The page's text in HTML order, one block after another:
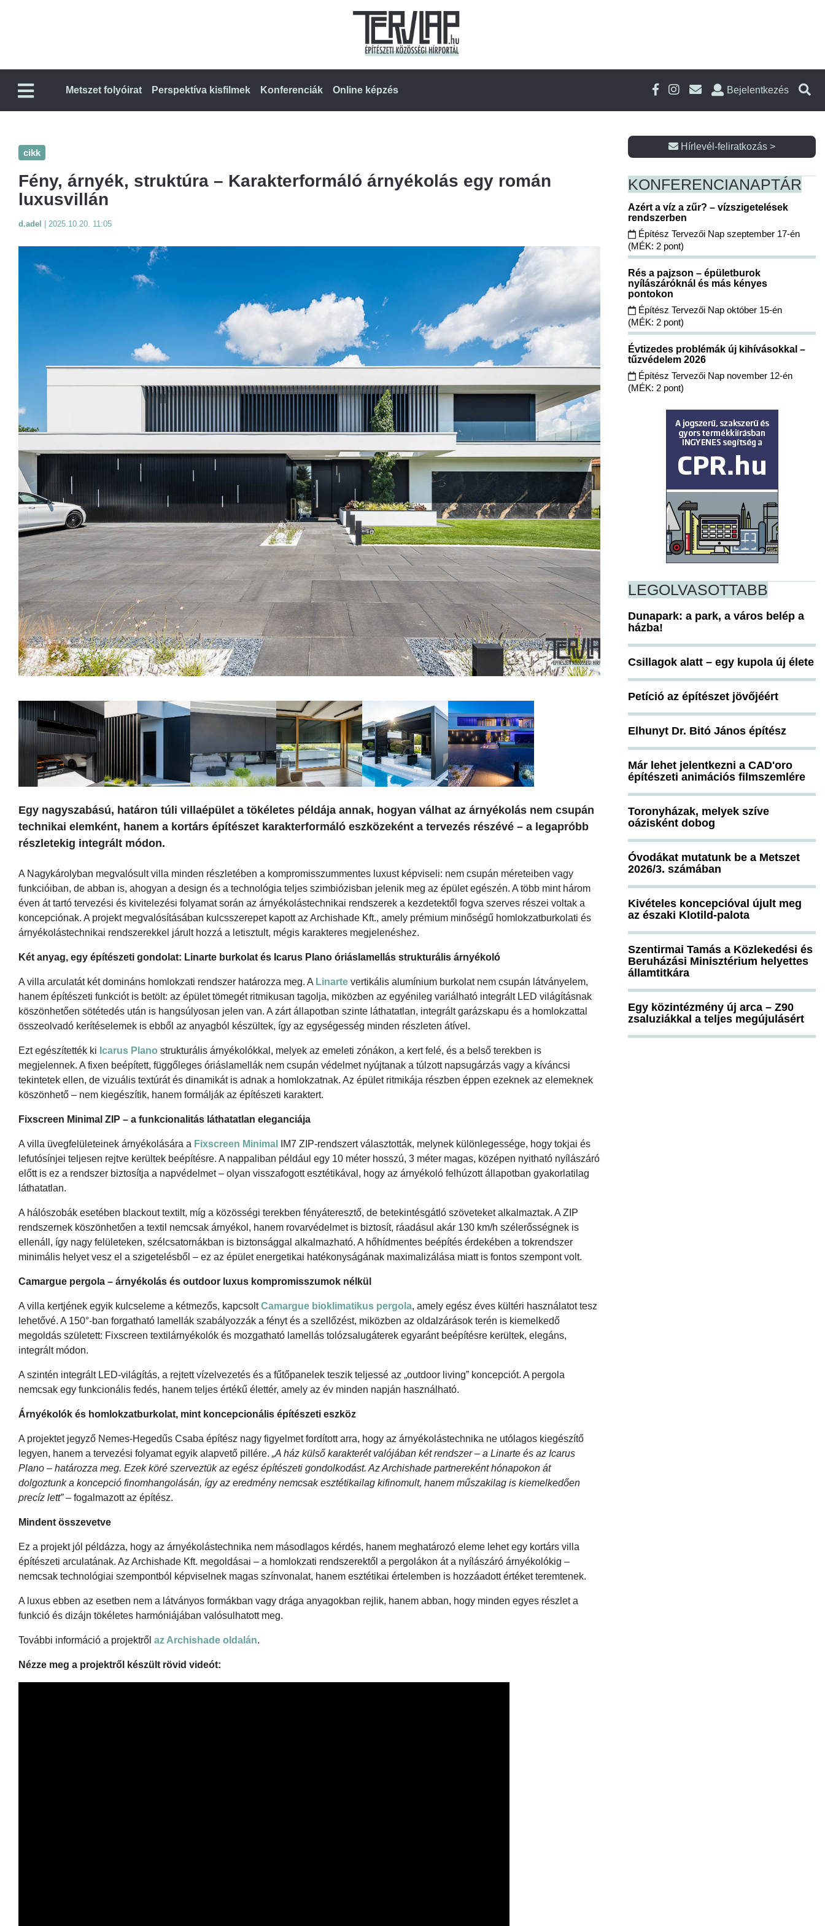
Metszet folyóirat Perspektíva kisfilmek Konferenciák Online képzés Bejelentkezés
cikk
Fény, árnyék, struktúra – Karakterformáló árnyékolás egy román
luxusvillán
d.adel 2025.10.20. 11:05
Egy nagyszabású, határon túli villaépület a tökéletes példája annak, hogyan válhat az árnyékolás nem csupán
technikai elemként, hanem a kortárs építészet karakterformáló eszközeként a tervezés részévé – a legapróbb
részletekig integrált módon.
A Nagykárolyban megvalósult villa minden részletében a kompromisszummentes luxust képviseli: nem csupán méreteiben vagy
funkcióiban, de abban is, ahogyan a design és a technológia teljes szimbiózisban jelenik meg az épület egészén. A több mint három
éven át tartó tervezési és kivitelezési folyamat során az árnyékolástechnikai rendszerek a kezdetektől fogva szerves részei voltak a
koncepciónak. A projekt megvalósításában kulcsszerepet kapott az Archishade Kft., amely prémium minőségű homlokzatburkolati és
árnyékolástechnikai rendszerekkel járult hozzá a letisztult, mégis karakteres megjelenéshez.
Két anyag, egy építészeti gondolat: Linarte burkolat és Icarus Plano óriáslamellás strukturális árnyékoló
A villa arculatát két domináns homlokzati rendszer határozza meg. A Linarte vertikális alumínium burkolat nem csupán látványelem,
hanem építészeti funkciót is betölt: az épület tömegét ritmikusan tagolja, miközben az egyénileg variálható integrált LED világításnak
köszönhetően sötétedés után is hangsúlyosan jelen van. A zárt állapotban szinte láthatatlan, integrált garázskapu és a homlokzattal
összeolvadó kerítéselemek is ebből az anyagból készültek, így az egységesség minden részleten átível.
Ezt egészítették ki Icarus Plano strukturális árnyékolókkal, melyek az emeleti zónákon, a kert felé, és a belső terekben is
megjelennek. A fixen beépített, függőleges óriáslamellák nem csupán védelmet nyújtanak a túlzott napsugárzás vagy a kíváncsi
tekintetek ellen, de vizuális textúrát és dinamikát is adnak a homlokzatnak. Az épület ritmikája részben éppen ezeknek az elemeknek
köszönhető – nem kiegészítik, hanem formálják az építészeti karaktert.
Fixscreen Minimal ZIP – a funkcionalitás láthatatlan eleganciája
A villa üvegfelületeinek árnyékolására a Fixscreen Minimal
IM7 ZIP-rendszert választották, melynek különlegessége, hogy tokjai és
lefutósínjei teljesen rejtve kerültek beépítésre. A nappaliban például egy 10 méter hosszú, 3 méter magas, középen nyitható nyílászáró
előtt is ez a rendszer biztosítja a napvédelmet – olyan visszafogott esztétikával, hogy az árnyékoló felhúzott állapotban gyakorlatilag
láthatatlan.
A hálószobák esetében blackout textilt, míg a közösségi terekben fényáteresztő, de betekintésgátló szöveteket alkalmaztak. A ZIP
rendszernek köszönhetően a textil nemcsak árnyékol, hanem rovarvédelmet is biztosít, ráadásul akár 130 km/h szélerősségnek is
ellenáll, így nagy felületeken, szélcsatornákban is biztonsággal alkalmazható. A hőhídmentes beépítés érdekében a tokrendszer
minimális helyet vesz el a szigetelésből – ez az épület energetikai hatékonyságának maximalizálása miatt is fontos szempont volt.
Camargue pergola – árnyékolás és outdoor luxus kompromisszumok nélkül
A villa kertjének egyik kulcseleme a kétmezős, kapcsoltCamargue bioklimatikus pergola, amely egész éves kültéri használatot tesz
lehetővé. A 150°-ban forgatható lamellák szabályozzák a fényt és a szellőzést, miközben az oldalzárások terén is kiemelkedő
megoldás született: Fixscreen textilárnyékolók és mozgatható lamellás tolózsalugáterek egyaránt beépítésre kerültek, elegáns,
integrált módon.
A szintén integrált LED-világítás, a rejtett vízelvezetés és a fűtőpanelek teszik teljessé az „outdoor living” koncepciót. A pergola
nemcsak egy funkcionális fedés, hanem teljes értékű élettér, amely az év minden napján használható.
Árnyékolók és homlokzatburkolat, mint koncepcionális építészeti eszköz
A projektet jegyző Nemes-Hegedűs Csaba építész nagy figyelmet fordított arra, hogy az árnyékolástechnika ne utólagos kiegészítő
legyen, hanem a tervezési folyamat egyik alapvető pillére. „A ház külső karakterét valójában két rendszer – a Linarte és az Icarus
Plano – határozza meg. Ezek köré szerveztük az egész építészeti gondolkodást. Az Archishade partnereként hónapokon át
dolgoztunk a koncepció finomhangolásán, így az eredmény nemcsak esztétikailag kifinomult, hanem műszakilag is kiemelkedően
precíz lett”– fogalmazott az építész.
Mindent összevetve
Ez a projekt jól példázza, hogy az árnyékolástechnika nem másodlagos kérdés, hanem meghatározó eleme lehet egy kortárs villa
építészeti arculatának. Az Archishade Kft. megoldásai – a homlokzati rendszerektől a pergolákon át a nyílászáró árnyékolókig –
nemcsak technológiai szempontból képviselnek magas színvonalat, hanem esztétikai értelemben is hozzáadott értéket teremtenek.
A luxus ebben az esetben nem a látványos formákban vagy drága anyagokban rejlik, hanem abban, hogy minden egyes részlet a
funkció és dizájn tökéletes harmóniájában valósulhatott meg.
További információ a projektről az Archishade oldalán.
Nézze meg a projektről készült rövid videót:
Hírlevél-feliratkozás >
KONFERENCIANAPTÁR
Azért a víz a zűr? – vízszigetelések
rendszerben
Építész Tervezői Nap szeptember 17-én
(MÉK: 2 pont)
Rés a pajzson – épületburok
nyílászáróknál és más kényes
pontokon
Építész Tervezői Nap október 15-én
(MÉK: 2 pont)
Évtizedes problémák új kihívásokkal –
tűzvédelem 2026
Építész Tervezői Nap november 12-én
(MÉK: 2 pont)
LEGOLVASOTTABB
Dunapark: a park, a város belép a
házba!
Csillagok alatt – egy kupola új élete
Petíció az építészet jövőjéért
Elhunyt Dr. Bitó János építész
Már lehet jelentkezni a CAD'oro
építészeti animációs filmszemlére
Toronyházak, melyek szíve
oázisként dobog
Óvodákat mutatunk be a Metszet
2026/3. számában
Kivételes koncepcióval újult meg
az északi Klotild-palota
Szentirmai Tamás a Közlekedési és
Beruházási Minisztérium helyettes
államtitkára
Egy közintézmény új arca – Z90
zsaluziákkal a teljes megújulásért